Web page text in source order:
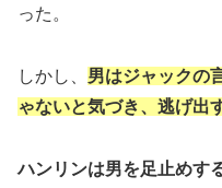
った。
しかし、 男はジャックの
ゃないと気づき、逃げ出
ハンリンは男を足止めす